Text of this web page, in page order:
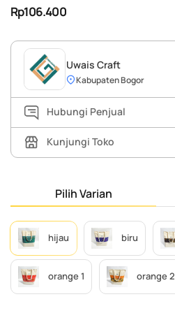
Rp106.400
Uwais Craft
Kabupaten Bogor
Hubungi Penjual
Kunjungi Toko
Pilih Varian
hijau biru
orange 1 orange 2